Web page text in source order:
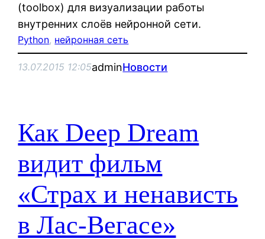
(toolbox) для визуализации работы
внутренних слоёв нейронной сети.
Python, нейронная сеть
13.07.2015 12:05adminНовости
Как Deep Dream
видит фильм
«Страх и ненависть
в Лас-Вегасе»